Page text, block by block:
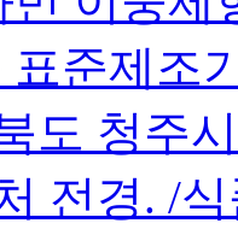
표준제조
도 청주
전경. /